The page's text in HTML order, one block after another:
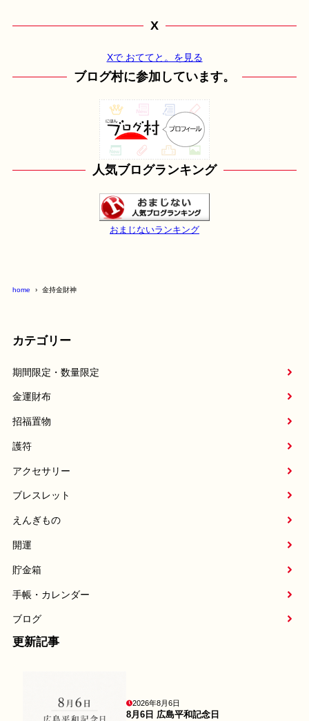
X
Xで おててと。を見る
ブログ村に参加しています。
人気ブログランキング
おまじないランキング
home 金持金財神
カテゴリー
期間限定・数量限定
金運財布
招福置物
護符
アクセサリー
ブレスレット
えんぎもの
開運
貯金箱
手帳・カレンダー
ブログ
更新記事
2026年8月6日
8月6日 広島平和記念日